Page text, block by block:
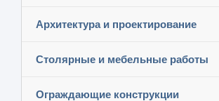
Архитектура и проектирование
Столярные и мебельные работы
Ограждающие конструкции